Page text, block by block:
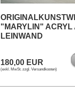
"MARYLIN" ACRYL
LEINWAND
180,00 EUR
(exkl. MwSt. zzgl. Versandkosten)